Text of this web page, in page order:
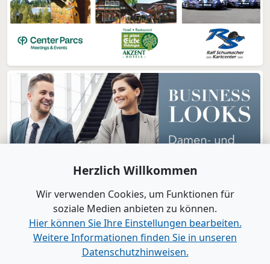
www.B2B-Wirtschaft.de
Herzlich Willkommen
Wir verwenden Cookies, um Funktionen für
soziale Medien anbieten zu können.
Hier können Sie Ihre Einstellungen bearbeiten.
Weitere Informationen finden Sie in unseren
Datenschutzhinweisen.